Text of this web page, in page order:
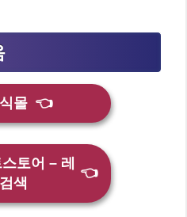
식몰👈
토어 – 레
색
👈